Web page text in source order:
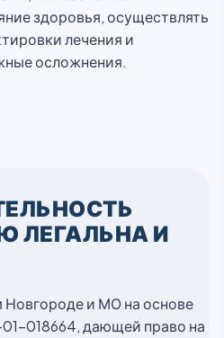
здоровья, осуществлять
лечения и
осложнения.
ЛЕГАЛЬНА И
и МО на основе
018664, дающей право на